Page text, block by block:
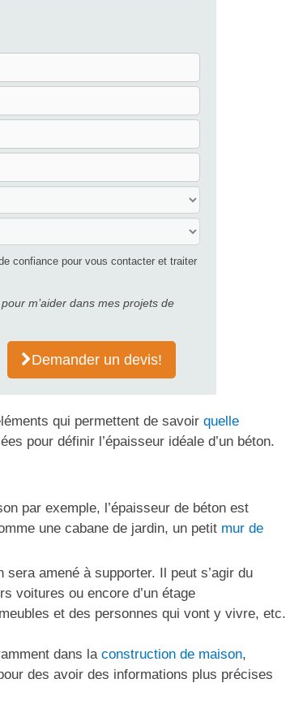
confiance pour vous contacter et traiter
pour m’aider dans mes projets de
Demander un devis!
qui permettent de savoir quelle
pour définir l’épaisseur idéale d’un béton.
par exemple, l’épaisseur de béton est
une cabane de jardin, un petit mur de
amené à supporter. Il peut s’agir du
voitures ou encore d’un étage
et des personnes qui vont y vivre, etc.
dans la construction de maison,
des avoir des informations plus précises